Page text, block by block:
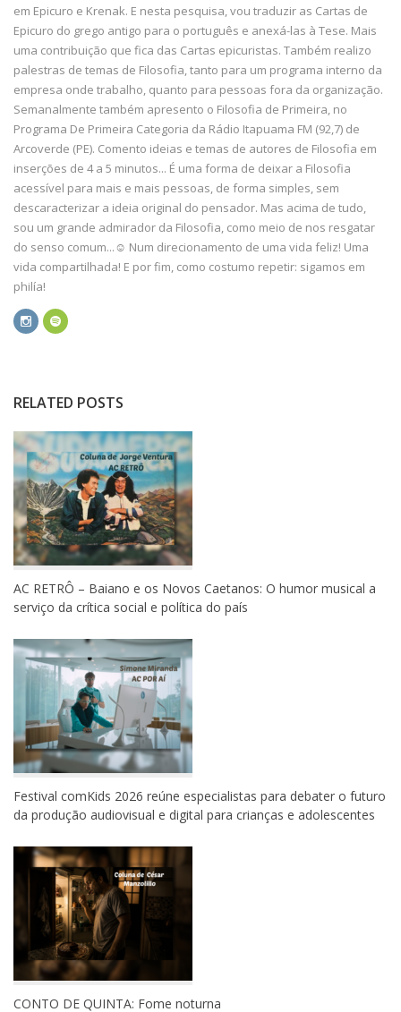
em Epicuro e Krenak. E nesta pesquisa, vou traduzir as Cartas de
Epicuro do grego antigo para o português e anexá-las à Tese. Mais
uma contribuição que fica das Cartas epicuristas. Também realizo
palestras de temas de Filosofia, tanto para um programa interno da
empresa onde trabalho, quanto para pessoas fora da organização.
Semanalmente também apresento o Filosofia de Primeira, no
Programa De Primeira Categoria da Rádio Itapuama FM (92,7) de
Arcoverde (PE). Comento ideias e temas de autores de Filosofia em
inserções de 4 a 5 minutos... É uma forma de deixar a Filosofia
acessível para mais e mais pessoas, de forma simples, sem
descaracterizar a ideia original do pensador. Mas acima de tudo,
sou um grande admirador da Filosofia, como meio de nos resgatar
do senso comum...☺️ Num direcionamento de uma vida feliz! Uma
vida compartilhada! E por fim, como costumo repetir: sigamos em
philía!
RELATED POSTS
AC RETRÔ – Baiano e os Novos Caetanos: O humor musical a
serviço da crítica social e política do país
Festival comKids 2026 reúne especialistas para debater o futuro
da produção audiovisual e digital para crianças e adolescentes
CONTO DE QUINTA: Fome noturna